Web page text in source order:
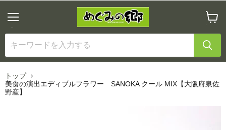
ニ
ュ
ー
ー
ト
を
見
トップ
美食の演出エディブルフラワー SANOKA クール MIX【大阪府泉佐
野産】